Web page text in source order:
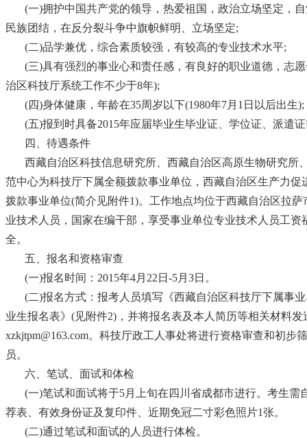
(一)拥护中国共产党的领导，热爱祖国，政治立场坚定，
民族团结，在反分裂斗争中旗帜鲜明、立场坚定;
(二)品学兼优，综合素质较强，有较高的专业技术水平;
(三)具有强烈的事业心和责任感，有良好的职业道德，志
治区科技厅系统工作不少于8年);
(四)身体健康，年龄在35周岁以下(1980年7月1日以后出生);
(五)报到时具备2015年应届毕业生毕业证、学位证、派遣
四、待遇条件
西藏自治区科技信息研究所、西藏自治区高原生物研究所
范中心为科技厅下属全额拨款事业单位，西藏自治区生产力促
拨款事业单位(简介见附件1)。工作地点均位于西藏自治区拉
业技术人员，国家在编干部，享受事业单位专业技术人员工资
全。
五、报名和资格审查
(一)报名时间：2015年4月22日-5月3日。
(二)报名方式：报考人员填写《西藏自治区科技厅下属事
业生报名表》(见附件2)，并将报名表及本人简历等相关材料发
xzkjtpm@163.com。科技厅政工人事处将进行资格审查和初步
员。
六、笔试、面试和体检
(一)笔试和面试将于5月上旬在四川省成都市进行。考生需
荐表、有效身份证及复印件、近期免冠二寸彩色照片1张。
(二)通过笔试和面试的人员进行体检。